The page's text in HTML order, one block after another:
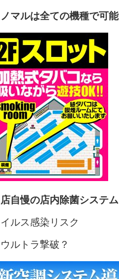
ノマルは全ての機種で可能
自慢の店内除菌システム
ルス感染リスク
ルトラ撃破？